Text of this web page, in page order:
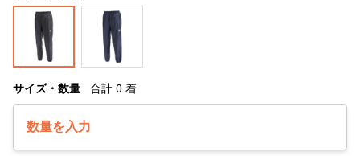
サイズ・数量 合計 0 着
数量を入力